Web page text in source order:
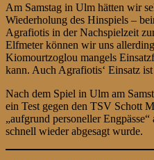
Am Samstag in Ulm hätten wir
Wiederholung des Hinspiels –
Agrafiotis in der Nachspielzeit
Elfmeter können wir uns
Kiomourtzoglou mangels
kann. Auch Agrafiotis‘ Einsatz
Nach dem Spiel in Ulm am
ein Test gegen den TSV Schott
„aufgrund personeller
schnell wieder abgesagt wurde.